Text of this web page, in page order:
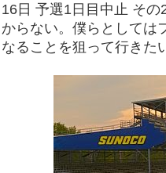
16日 予選1日目中止 そ
からない。僕らとしては
なることを狙って行きた